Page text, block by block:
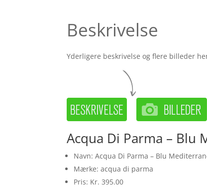
Beskrivelse
Yderligere beskrivelse og flere billeder
Acqua Di Parma – Blu
Navn: Acqua Di Parma – Blu
Mærke: acqua di parma
Pris: Kr. 395.00